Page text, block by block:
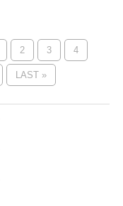
2 3 4
LAST »